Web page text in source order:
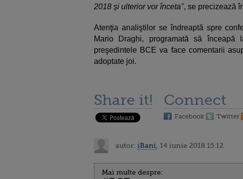
2018 şi ulterior vor înceta", se precizează
Atenţia analiştilor se îndreaptă spre
Mario Draghi, programată să
preşedintele BCE va face comentarii
adoptate joi.
Share it! Connect
Facebook Twitter
autor: iBani , 14 iunie 2018 15:12
Mai multe despre: